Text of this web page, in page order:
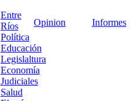
Entre
Ríos
Política
Educación
Legislaltura
Economía
Judiciales
Salud
Opinion Informes